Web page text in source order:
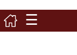
☰
विचार / ब्लग
नगर/गाउँ पालिका